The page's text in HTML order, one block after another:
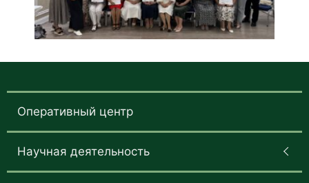
Оперативный центр
Научная деятельность